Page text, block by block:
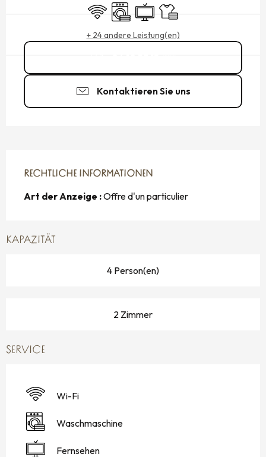
Wi-Fi Waschmaschine
FernsehenBettwäsche und Laken
+ 24 andere Leistung(en)
Kontaktieren Sie uns
RECHTLICHE INFORMATIONEN
RECHTLICHE INFORMATIONEN
Art der Anzeige :Offre d'un particulier
KAPAZITÄT
4 Person(en)
2 Zimmer
SERVICE
Wi-Fi
Waschmaschine
Fernsehen